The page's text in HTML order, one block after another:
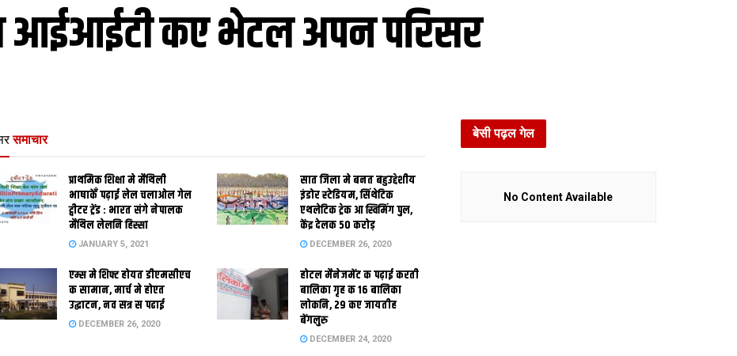
आईआईटी कए भेटल अपन परिसर
समाचार
प्राथमिक शि‍क्षा मे मैथि‍ली
भाषाकेँ पढ़ाई लेल चलाओल गेल
ट्वीटर ट्रेंड : भारत संगे नेपालक
मैथिल लेलनि हिस्सा
JANUARY 5, 2021
सात जिला मे बनत बहुउद्देशीय
इंडोर स्‍टेडि‍यम, सिंथेटिक
एथलेटिक ट्रेक आ स्विमिंग पुल,
केंद्र देलक 50 करोड़
DECEMBER 26, 2020
एम्स मे शिफ्ट होयत डीएमसीएच
क सामान, मार्च मे होएत
उद्घाटन, नव सत्र स पढाई
DECEMBER 26, 2020
होटल मैनेजमेंट क पढ़ाई करती
बालिका गृह क 16 बालिका
लोकनि, 29 कए जायतीह
बेंगलुरु
DECEMBER 24, 2020
बेसी पढ़ल गेल
No Content Available